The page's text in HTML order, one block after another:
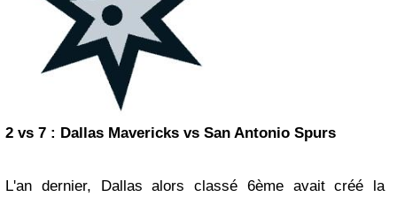
2 vs 7 : Dallas Mavericks vs San Antonio Spurs
L'an dernier, Dallas alors classé 6ème avait créé la